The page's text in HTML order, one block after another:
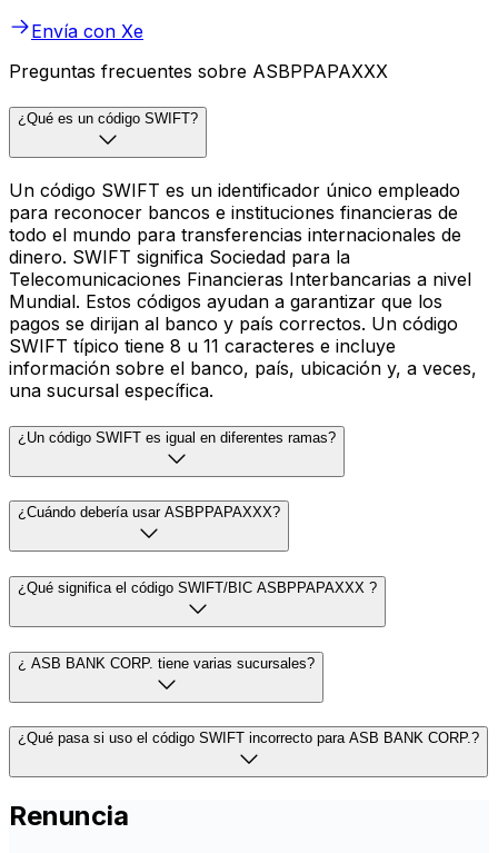
Envía con Xe
Preguntas frecuentes sobre ASBPPAPAXXX
¿Qué es un código SWIFT?
Un código SWIFT es un identificador único empleado
para reconocer bancos e instituciones financieras de
todo el mundo para transferencias internacionales de
dinero. SWIFT significa Sociedad para la
Telecomunicaciones Financieras Interbancarias a nivel
Mundial. Estos códigos ayudan a garantizar que los
pagos se dirijan al banco y país correctos. Un código
SWIFT típico tiene 8 u 11 caracteres e incluye
información sobre el banco, país, ubicación y, a veces,
una sucursal específica.
¿Un código SWIFT es igual en diferentes ramas?
¿Cuándo debería usar ASBPPAPAXXX?
¿Qué significa el código SWIFT/BIC ASBPPAPAXXX ?
¿ ASB BANK CORP. tiene varias sucursales?
¿Qué pasa si uso el código SWIFT incorrecto para ASB BANK CORP.?
Renuncia